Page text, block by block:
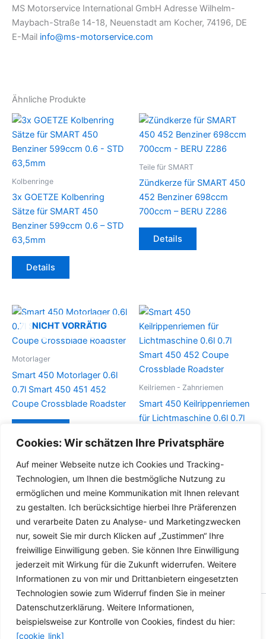
Cookies: Wir schätzen Ihre Privatsphäre
Auf meiner Webseite nutze ich Cookies und Tracking-
Technologien, um Ihnen die bestmögliche Nutzung zu
ermöglichen und meine Kommunikation mit Ihnen relevant
zu gestalten. Ich berücksichtige hierbei Ihre Präferenzen
und verarbeite Daten zu Analyse- und Marketingzwecken
nur, soweit Sie mir durch Klicken auf „Zustimmen“ Ihre
freiwillige Einwilligung geben. Sie können Ihre Einwilligung
jederzeit mit Wirkung für die Zukunft widerrufen. Weitere
Informationen zu von mir und Drittanbietern eingesetzten
Technologien sowie zum Widerruf finden Sie in meiner
Datenschutzerklärung. Weitere Informationen,
beispielsweise zur Kontrolle von Cookies, findest du hier:
[cookie_link]
MS Motorservice International GmbH Adresse Wilhelm-
Maybach-Straße 14-18, Neuenstadt am Kocher, 74196, DE
E-Mail info@ms-motorservice.com
Ähnliche Produkte
Kolbenringe
3x GOETZE Kolbenring
Sätze für SMART 450
Benziner 599ccm 0.6 – STD
63,5mm
Details
Teile für SMART
Zündkerze für SMART 450
452 Benziner 698ccm
700ccm – BERU Z286
Details
NICHT VORRÄTIG
Motorlager
Smart 450 Motorlager 0.6l
0.7l Smart 450 451 452
Coupe Crossblade Roadster
Keilriemen - Zahnriemen
Smart 450 Keilrippenriemen
für Lichtmaschine 0.6l 0.7l
Crossblade Roadster
Details
Copyright © 2026 Versandhandel für Fahrzeugteile, Ersatzteile
für: SMART BMW VW - Zubehör für Werkstätten.